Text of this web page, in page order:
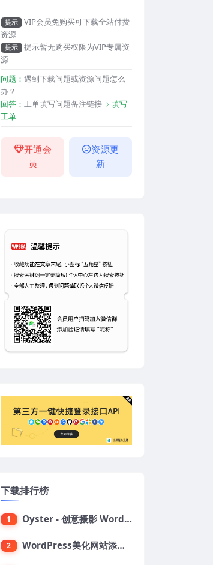
提示
VIP会员免购买可下载全站付费
资源
提示
提示暂无购买权限为VIP专属资
源
问题： 遇到下载问题或资源问题怎么
办？
回答： 工单填写问题备注链接 ﹥填写
工单
开通会
员
资源更
新
下载排行榜
1 Oyster - 创意摄影 WordPress 主题
2 WordPress美化网站添加鼠标点击烟花绽放效果代码